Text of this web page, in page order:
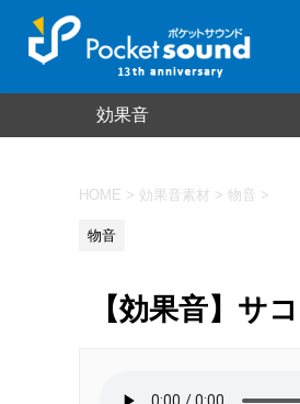
効果音
HOME > 効果音素材 > 物音 >
物音
【効果音】サ